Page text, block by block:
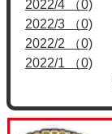
2022/4 （0)
2022/3 （0)
2022/2 （0)
2022/1 （0)